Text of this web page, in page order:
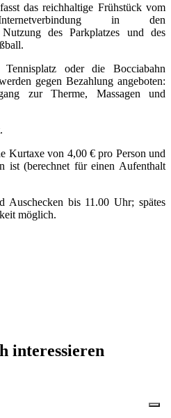
das reichhaltige Frühstück vom
in den
Nutzung des Parkplatzes und des
oder die Bocciabahn
gegen Bezahlung angeboten:
zur Therme, Massagen und
Kurtaxe von 4,00 € pro Person und
ist (berechnet für einen Aufenthalt
Auschecken bis 11.00 Uhr; spätes
möglich.
interessieren